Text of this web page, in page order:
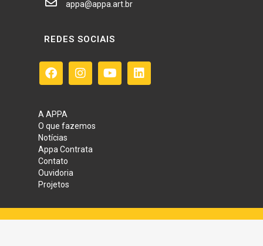
appa@appa.art.br
REDES SOCIAIS
A APPA
O que fazemos
Notícias
Appa Contrata
Contato
Ouvidoria
Projetos